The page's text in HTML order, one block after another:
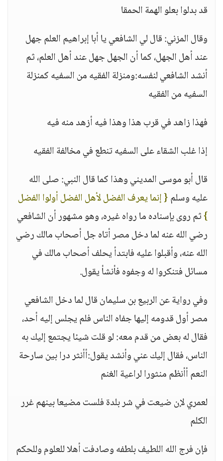
قد بدلوا بعلو الهمة الحمقا
وقال المزني: قال لي الشافعي يا أبا إبراهيم العلم جهل
عند أهل الجهل، كما أن الجهل جهل عند أهل العلم، ثم
أنشد الشافعي لنفسه:ومنزلة الفقيه من السفيه كمنزلة
السفيه من الفقيه
فهذا زاهد في قرب هذا وهذا فيه أزهد منه فيه
إذا غلب الشقاء على السفيه تنطع في مخالفة الفقيه
قال أبو موسى المديني وهذا كما قال النبي: صلى الله
عليه وسلم{ إنما يعرف الفضل لأهل الفضل أولوا الفضل
}ثم روى بإسناده ما رواه غيره، وهو مشهور أن الشافعي
رضي الله عنه لما دخل مصر أتاه جل أصحاب مالك رضي
الله عنه، وأقبلوا عليه فابتدأ يحلف أصحاب مالك في
مسائل فتنكروا له وجفوه فأنشأ يقول.
وفي رواية عن الربيع بن سليمان قال لما دخل الشافعي
مصر أول قدومه إليها جفاه الناس فلم يجلس إليه أحد،
فقال له بعض من قدم معه: لو قلت شيئا يجتمع إليك به
الناس، فقال إليك عني وأنشد يقول:أأنثر درا بين سارحة
النعم أأنظم منثورا لراعية الغنم
لعمري لإن ضيعت في شر بلدة فلست مضيعا بينهم غرر
الكلم
فإن فرج الله اللطيف بلطفه وصادفت أهلا للعلوم وللحكم